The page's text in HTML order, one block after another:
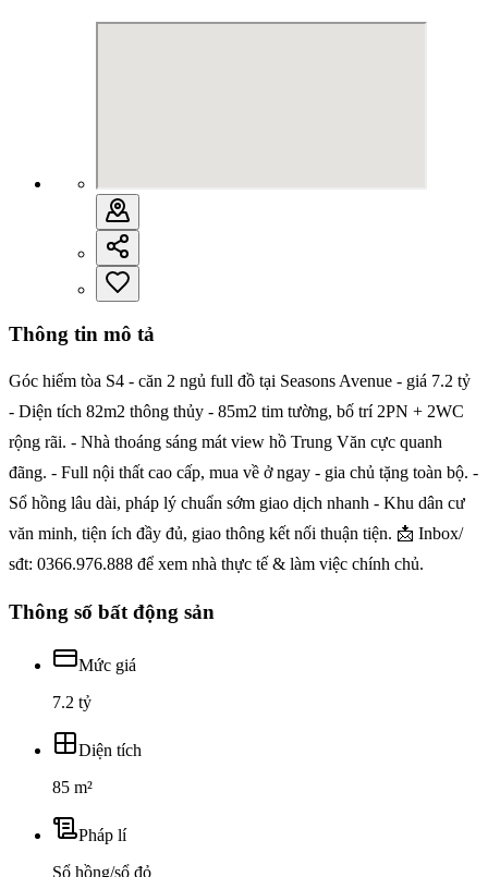
Thông tin mô tả
Góc hiếm tòa S4 - căn 2 ngủ full đồ tại Seasons Avenue - giá 7.2 tỷ
- Diện tích 82m2 thông thủy - 85m2 tim tường, bố trí 2PN + 2WC
rộng rãi. - Nhà thoáng sáng mát view hồ Trung Văn cực quanh
đãng. - Full nội thất cao cấp, mua về ở ngay - gia chủ tặng toàn bộ. -
Sổ hồng lâu dài, pháp lý chuẩn sớm giao dịch nhanh - Khu dân cư
văn minh, tiện ích đầy đủ, giao thông kết nối thuận tiện. 📩 Inbox/
sđt: 0366.976.888 để xem nhà thực tế & làm việc chính chủ.
Thông số bất động sản
Mức giá
7.2 tỷ
Diện tích
85 m²
Pháp lí
Sổ hồng/sổ đỏ